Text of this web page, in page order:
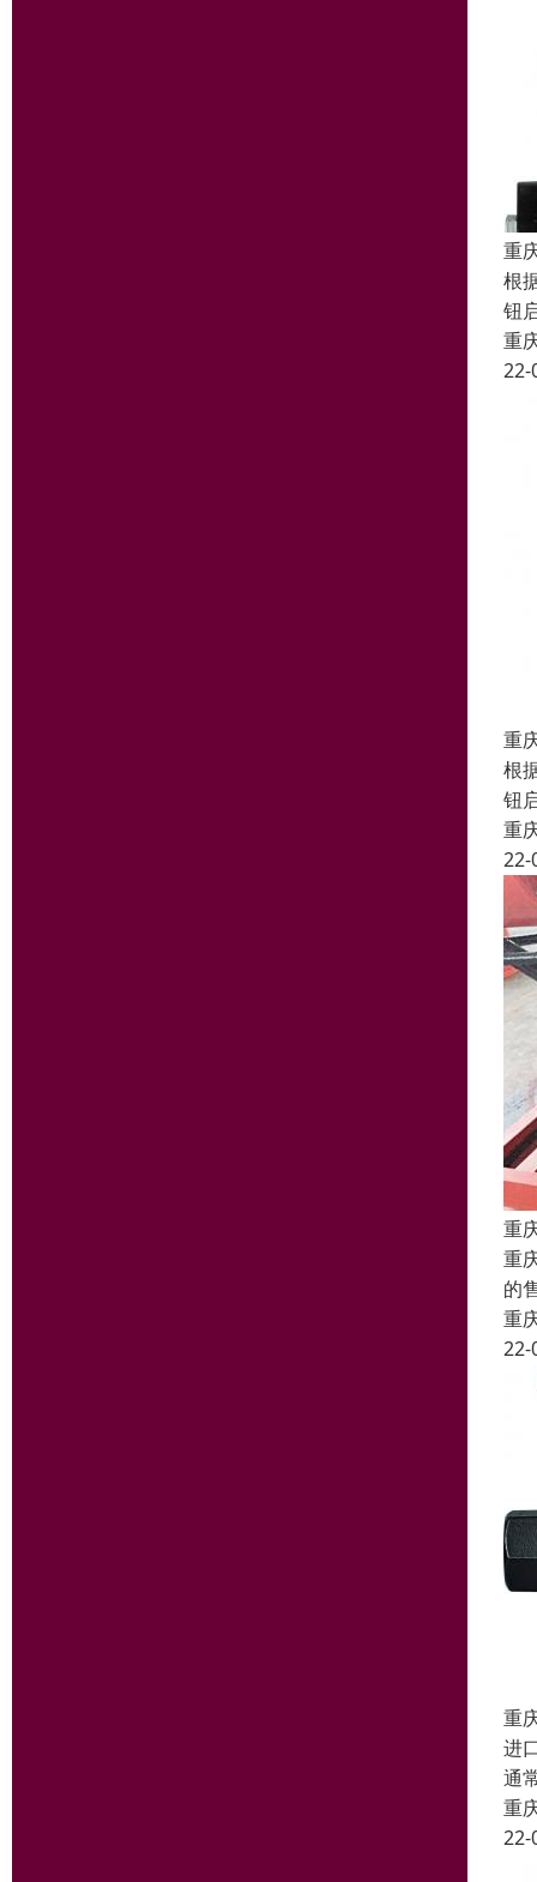
重
根
钮
重
22-
重
根
钮
重
22-
重
重
的
重
22-
重
进
通
重
22-